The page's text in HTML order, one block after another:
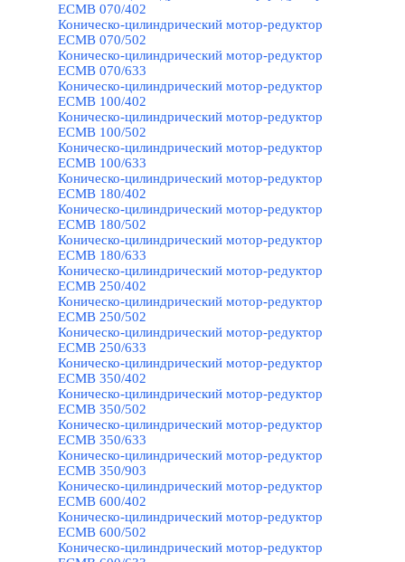
ECMB 070/402
Коническо-цилиндрический мотор-редуктор
ECMB 070/502
Коническо-цилиндрический мотор-редуктор
ECMB 070/633
Коническо-цилиндрический мотор-редуктор
ECMB 100/402
Коническо-цилиндрический мотор-редуктор
ECMB 100/502
Коническо-цилиндрический мотор-редуктор
ECMB 100/633
Коническо-цилиндрический мотор-редуктор
ECMB 180/402
Коническо-цилиндрический мотор-редуктор
ECMB 180/502
Коническо-цилиндрический мотор-редуктор
ECMB 180/633
Коническо-цилиндрический мотор-редуктор
ECMB 250/402
Коническо-цилиндрический мотор-редуктор
ECMB 250/502
Коническо-цилиндрический мотор-редуктор
ECMB 250/633
Коническо-цилиндрический мотор-редуктор
ECMB 350/402
Коническо-цилиндрический мотор-редуктор
ECMB 350/502
Коническо-цилиндрический мотор-редуктор
ECMB 350/633
Коническо-цилиндрический мотор-редуктор
ECMB 350/903
Коническо-цилиндрический мотор-редуктор
ECMB 600/402
Коническо-цилиндрический мотор-редуктор
ECMB 600/502
Коническо-цилиндрический мотор-редуктор